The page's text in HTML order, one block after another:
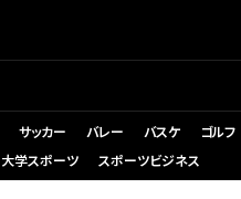
サッカー バレー バスケ
ゴルフ
大学スポーツ スポーツビジネス